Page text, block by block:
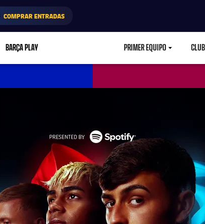
COMPRAR ENTRADAS
BARÇA PLAY PRIMER EQUIPO CLUB